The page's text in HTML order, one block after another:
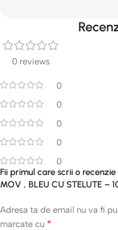
0 reviews
0
0
0
0
0
Fii primul care scrii o
MOV , BLEU CU STELUTE –
Adresa ta de email nu va fi
marcate cu *